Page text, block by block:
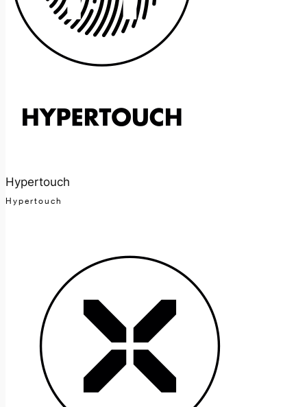
Hypertouch
Hypertouch